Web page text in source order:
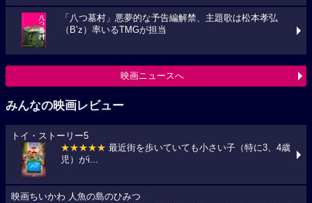
「八つ墓村」悪夢的な予告編解禁、主題歌は松本孝弘
（B’z）率いるTMGが担当
映画ニュースへ
みんなの映画レビュー
トイ・ストーリー5
★★★★★ 最近街を歩いていても小さい子（特に3、4歳
児）がi...
映画ちいかわ 人魚の島のひみつ